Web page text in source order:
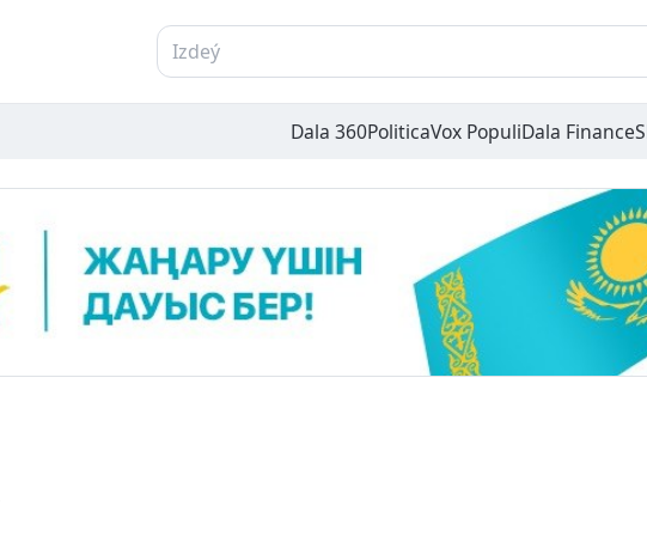
Dala 360PoliticaVox PopuliDala Finance